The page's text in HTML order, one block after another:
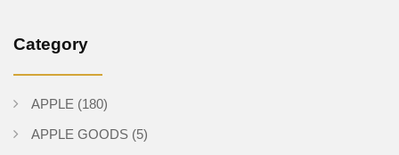
Category
APPLE (180)
APPLE GOODS (5)